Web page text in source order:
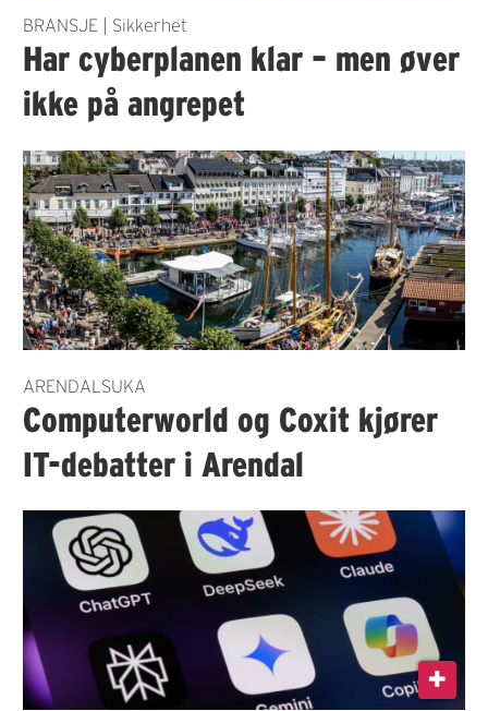
BRANSJE | Sikkerhet
Har cyberplanen klar – men øver
ikke på angrepet
ARENDALSUKA
Computerworld og Coxit kjører
IT-debatter i Arendal